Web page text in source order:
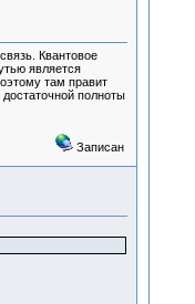
Квантовое
является
там правит
полноты
Записан